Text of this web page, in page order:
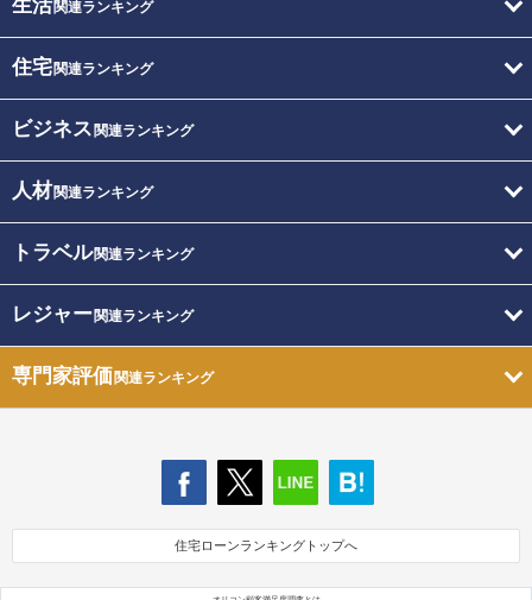
生活関連ランキング
住宅関連ランキング
ビジネス 関連ランキング
人材関連ランキング
トラベル関連ランキング
レジャー関連ランキング
専門家評価関連ランキング
住宅ローンランキングトップへ